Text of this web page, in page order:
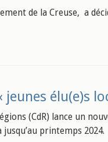
de la Creuse, a
jeunes élu(e)s
(CdR) lance un
printemps 2024.